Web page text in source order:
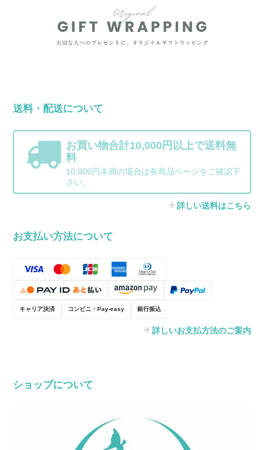
送料・配送について
お買い物合計10,000円以上で送料無
料
10,000円未満の場合は各商品ページをご確認下
さい。
詳しい送料はこちら
お支払い方法について
キャリア決済 コンビニ・Pay-easy 銀行振込
詳しいお支払方法のご案内
ショップについて